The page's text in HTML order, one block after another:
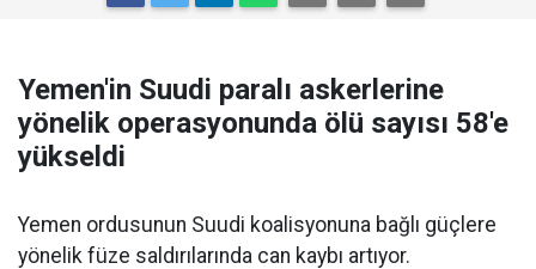
Yemen'in Suudi paralı askerlerine
yönelik operasyonunda ölü sayısı 58'e
yükseldi
Yemen ordusunun Suudi koalisyonuna bağlı güçlere
yönelik füze saldırılarında can kaybı artıyor.